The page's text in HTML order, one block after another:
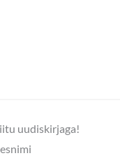
uudiskirjaga!